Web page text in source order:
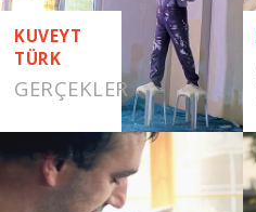
KUVEYT
TÜRK
GERÇEKLER